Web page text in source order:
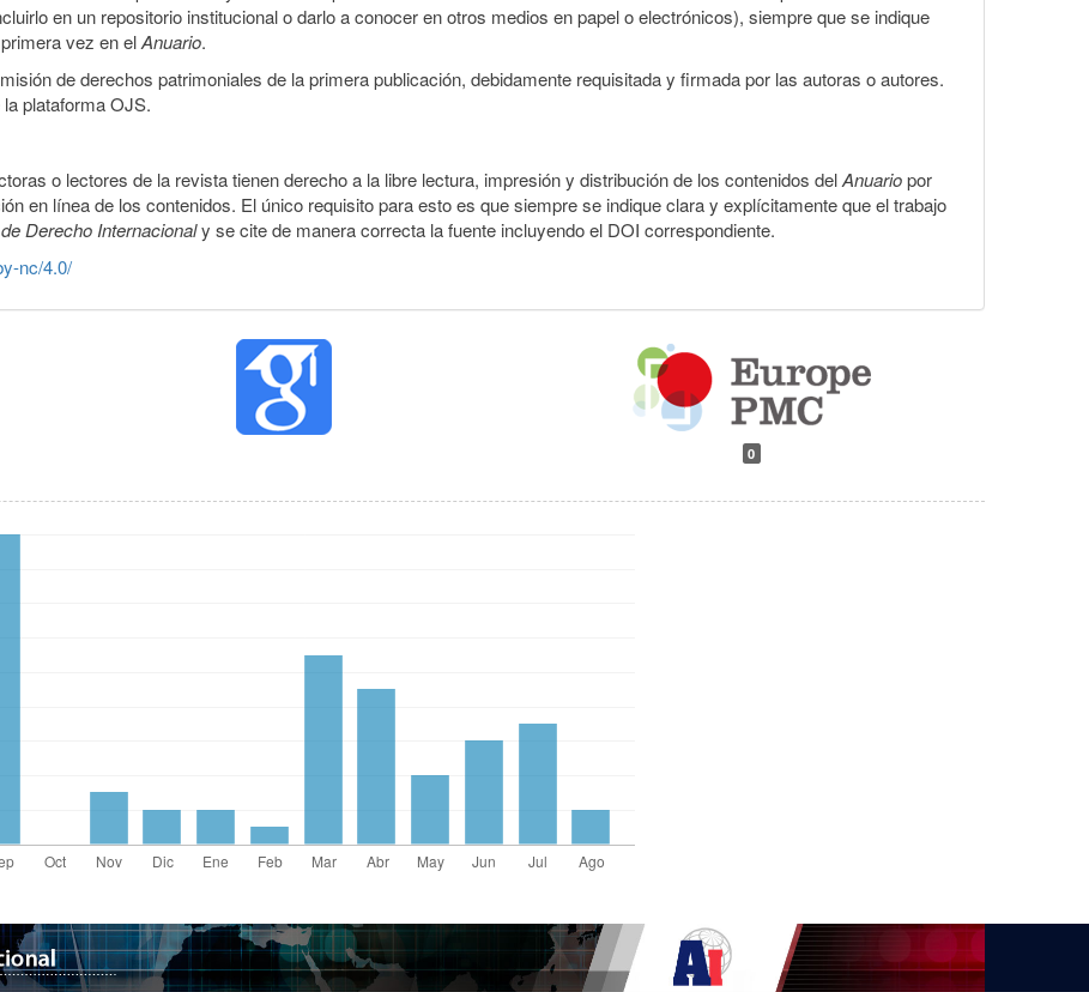
en un repositorio institucional o darlo a conocer en otros medios en papel o electrónicos), siempre que se indique
vez en elAnuario.
de derechos patrimoniales de la primera publicación, debidamente requisitada y firmada por las autoras o autores.
plataforma OJS.
o lectores de la revista tienen derecho a la libre lectura, impresión y distribución de los contenidos delAnuariopor
en línea de los contenidos. El único requisito para esto es que siempre se indique clara y explícitamente que el trabajo
Derecho Internacionaly se cite de manera correcta la fuente incluyendo el DOI correspondiente.
nc/4.0/
0